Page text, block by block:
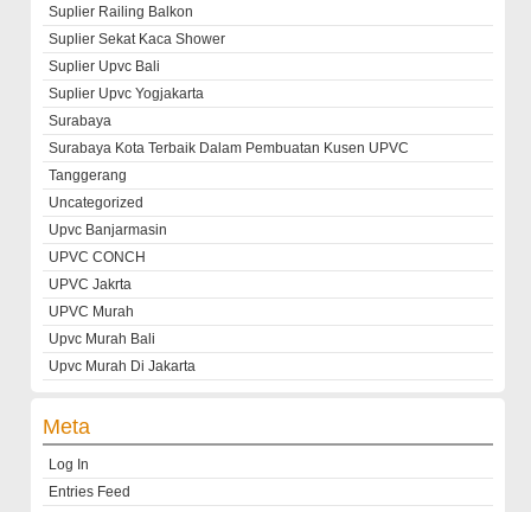
Suplier Railing Balkon
Suplier Sekat Kaca Shower
Suplier Upvc Bali
Suplier Upvc Yogjakarta
Surabaya
Surabaya Kota Terbaik Dalam Pembuatan Kusen UPVC
Tanggerang
Uncategorized
Upvc Banjarmasin
UPVC CONCH
UPVC Jakrta
UPVC Murah
Upvc Murah Bali
Upvc Murah Di Jakarta
Meta
Log In
Entries Feed